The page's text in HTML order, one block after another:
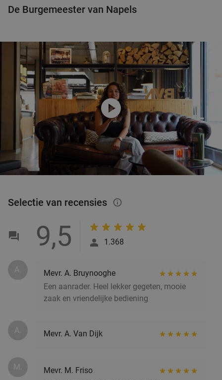
De Burgemeester van Napels
play_circle
Selectie van recensies info_outlined
9,5 1.368
A.
Mevr. A. Bruynooghe
Een aanrader. Heel lekker gegeten, mooie
zaak en vriendelijke bediening
A. Mevr. A. Van Dijk
M.
Mevr. M. Friso